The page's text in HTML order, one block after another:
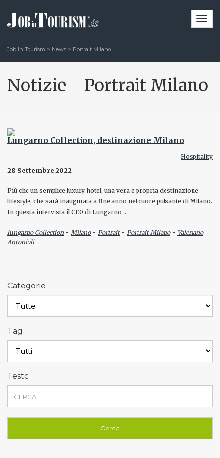
Job In Tourism > News > Portrait Milano
Notizie - Portrait Milano
Lungarno Collection, destinazione Milano
Hospitality
28 Settembre 2022
Più che un semplice luxury hotel, una vera e propria destinazione
lifestyle, che sarà inaugurata a fine anno nel cuore pulsante di Milano.
In questa intervista il CEO di Lungarno …
lungarno Collection - Milano- Portrait- Portrait Milano- Valeriano
Antonioli
Categorie
Tag
Testo